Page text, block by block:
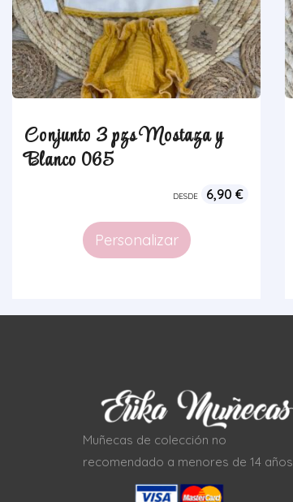
Conjunto 3 pzs Mostaza y
Blanco 065
DESDE 6,90 €
Personalizar
Muñecas de colección no
recomendado a menores de 14 años